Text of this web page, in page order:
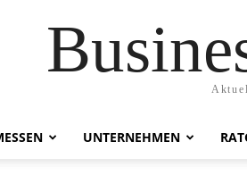
UNTERNEHMEN